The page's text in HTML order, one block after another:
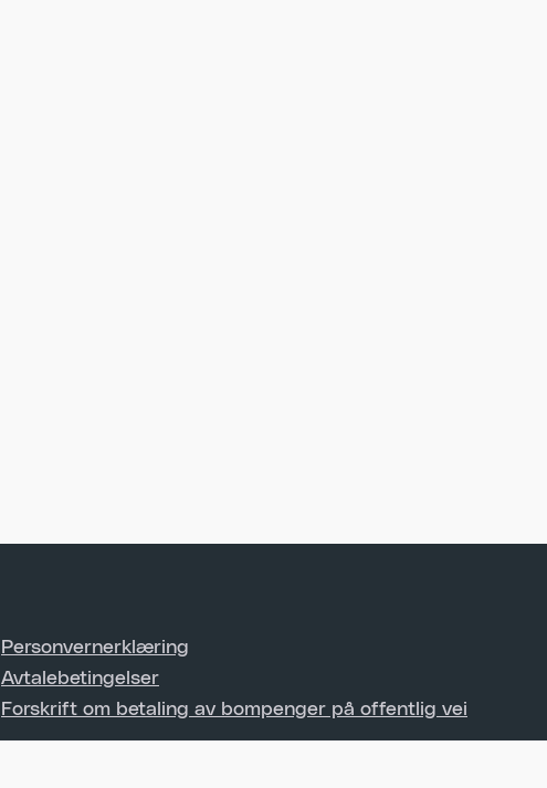
Personvernerklæring
Avtalebetingelser
Forskrift om betaling av bompenger på offentlig vei